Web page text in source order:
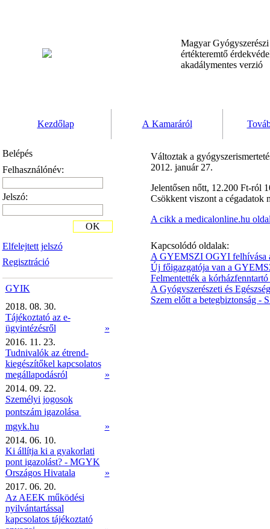
Magyar
értékteremtő
akadálymentes verzió
Kezdőlap A Kamaráról
Belépés
Felhasználónév:
Jelszó:
Elfelejtett jelszó
Regisztráció
OK
GYIK
2018. 08. 30.
Tájékoztató az e-
ügyintézésről
»
2016. 11. 23.
Tudnivalók az étrend-
kiegészítőkel kapcsolatos
megállapodásról
»
2014. 09. 22.
Személyi jogosok
pontszám igazolása 
mgyk.hu
»
2014. 06. 10.
Ki állítja ki a gyakorlati
pont igazolást? - MGYK
Országos Hivatala
»
2017. 06. 20.
Az AEEK működési
nyilvántartással
kapcsolatos tájékoztató
Változtak a
2012. január 27.
Jelentősen nőtt, 12.200 Ft-ról
Csökkent viszont a cégadatok
A cikk a medicalonline.hu
Kapcsolódó oldalak:
A GYEMSZI OGYI felhívása
Új főigazgatója van a
Felmentették a
A Gyógyszerészeti és
Szem előtt a betegbiztonság